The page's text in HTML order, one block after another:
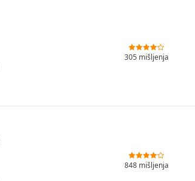
305 mišljenja
848 mišljenja